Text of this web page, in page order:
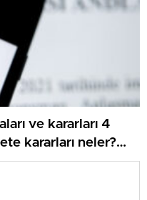
ve kararları 4
kararları neler?
ve Sahil Güvenlik
duyurusu